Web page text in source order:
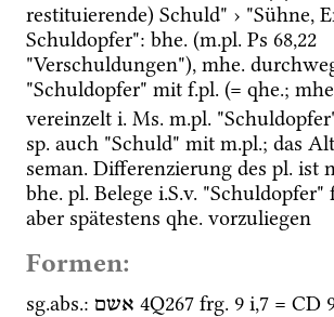
restituierende) Schuld" › "Sühne,
Schuldopfer": bhe. (m.pl. Ps 68,22
"Verschuldungen"), mhe.
"Schuldopfer" mit f.pl. (= qhe.;
vereinzelt i. Ms. m.pl.
sp. auch "Schuld" mit m.pl.
seman. Differenzierung des pl.
bhe. pl. Belege i.S.v. "Schuldopfer"
aber spätestens qhe. vorzuliegen
Formen:
sg.abs.: אשם 4Q267 frg. 9 i,7 = CD